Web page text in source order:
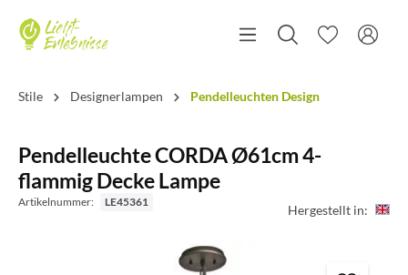
Stile Designerlampen Pendelleuchten Design
Pendelleuchte CORDA Ø61cm 4-
flammig Decke Lampe
Artikelnummer: LE45361 Hergestellt in: